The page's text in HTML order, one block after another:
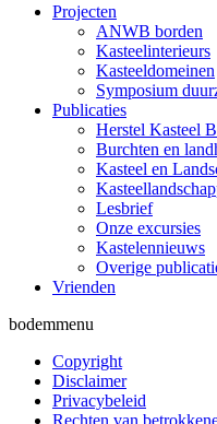
Projecten
ANWB borden
Kasteelinterieurs
Kasteeldomeinen
Symposium
Publicaties
Herstel Kasteel
Burchten en
Kasteel en
Lesbrief
Onze excursies
Kastelennieuws
Overige
Vrienden
bodemmenu
Copyright
Disclaimer
Privacybeleid
Rechten van